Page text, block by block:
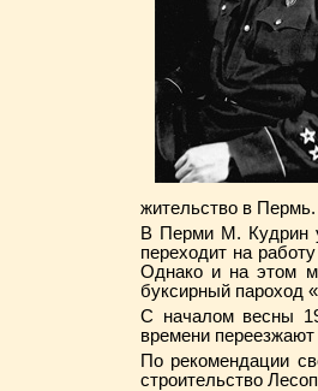
жительство в Пермь.
В Перми М. Кудрин
перехо­дит на
Однако и на этом
буксирный пароход
С началом весны
времени
По рекомендации
строительство